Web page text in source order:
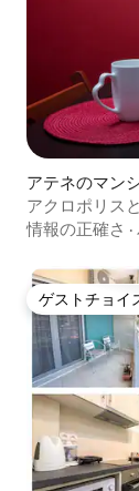
し、交通機関
する必要な情
えします。
WhatsAppで対応
はナイトライ
有名なエクサ
す。 アテネ
も近く、モナ
分です。
アテネのマン
アクロポリス
情報の正確さ ·
ゲストチョイ
ゲストチョイ